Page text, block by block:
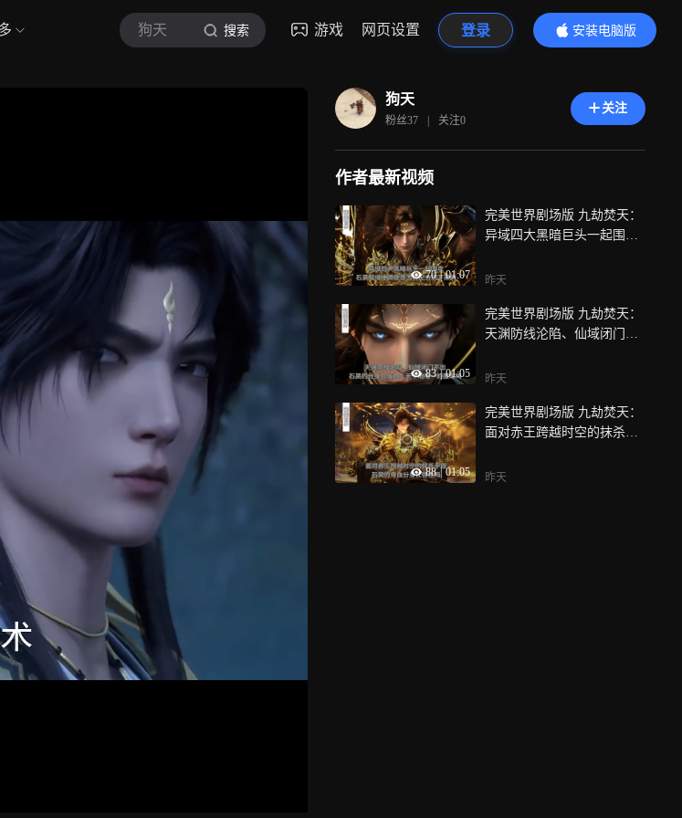
狗天 搜索 游戏 网页设置 登录
安装电脑版
内容更精彩
狗天
粉丝37 | 关注0
关注
作者最新视频
70 | 01:07
完美世界剧场版 九劫焚天：
异域四大黑暗巨头一起围
配合活下来的
昨天
83 | 01:05
完美世界剧场版 九劫焚天：
天渊防线沦陷、仙域闭门不
十地唯一的援军吗
昨天
88 | 01:05
完美世界剧场版 九劫焚天：
面对赤王跨越时空的抹杀手
吗
昨天